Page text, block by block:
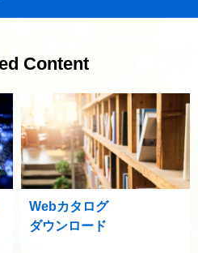
Content
Webカタログ
ダウンロード